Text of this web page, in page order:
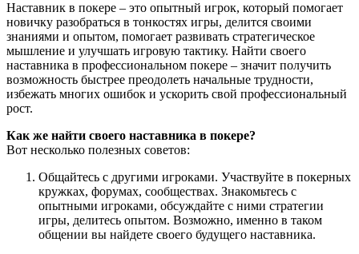
Наставник в покере – это опытный игрок, который помогает
новичку разобраться в тонкостях игры, делится своими
знаниями и опытом, помогает развивать стратегическое
мышление и улучшать игровую тактику. Найти своего
наставника в профессиональном покере – значит получить
возможность быстрее преодолеть начальные трудности,
избежать многих ошибок и ускорить свой профессиональный
рост.
Как же найти своего наставника в покере?
Вот несколько полезных советов:
Общайтесь с другими игроками. Участвуйте в покерных
кружках, форумах, сообществах. Знакомьтесь с
опытными игроками, обсуждайте с ними стратегии
игры, делитесь опытом. Возможно, именно в таком
общении вы найдете своего будущего наставника.